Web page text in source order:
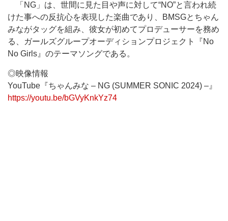
「NG」は、世間に見た目や声に対して“NO”と言われ続
けた事への反抗心を表現した楽曲であり、BMSGとちゃん
みながタッグを組み、彼女が初めてプロデューサーを務め
る、ガールズグループオーディションプロジェクト『No
No Girls』のテーマソングである。
◎映像情報
YouTube『ちゃんみな – NG (SUMMER SONIC 2024) –』
https://youtu.be/bGVyKnkYz74